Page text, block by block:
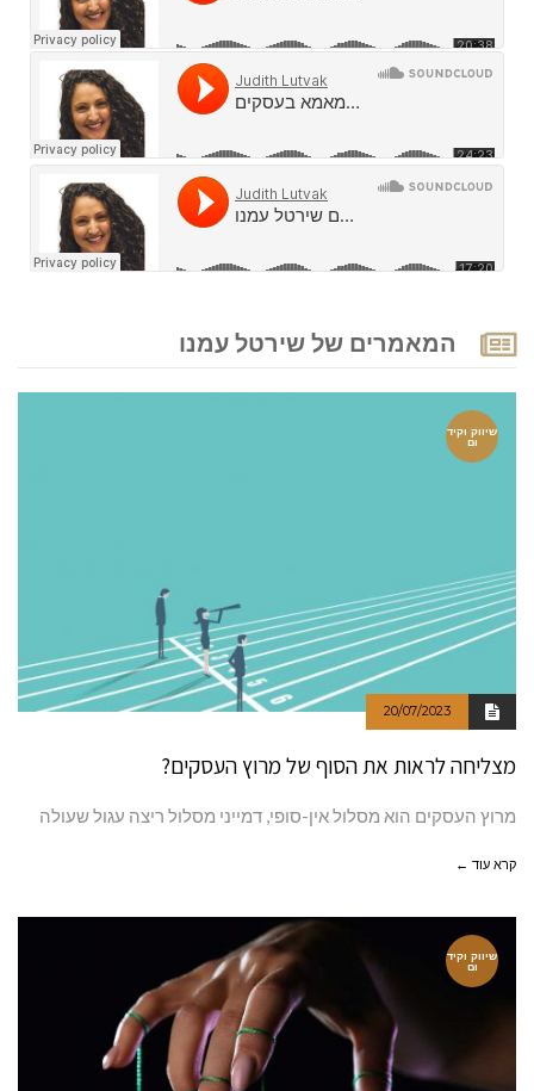
המאמרים של שירטל עמנו
שיווק וקיד
ום
20/07/2023
מצליחה לראות את הסוף של מרוץ העסקים?
מרוץ העסקים הוא מסלול אין-סופי, דמייני מסלול ריצה עגול שעולה
קרא עוד ←
שיווק וקיד
ום